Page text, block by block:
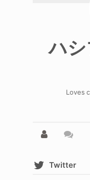
ハ
Loves
Twitter